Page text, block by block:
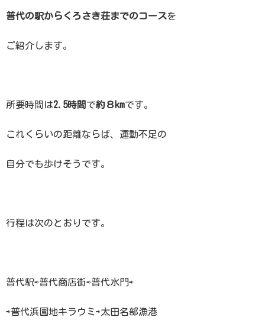
普代の駅からくろさき荘までのコースを
ご紹介します。
所要時間は2.5時間 で約８kmです。
これくらいの距離ならば、運動不足の
自分でも歩けそうです。
行程は次のとおりです。
普代駅⇨普代商店街⇨普代水門⇨
⇨普代浜園地キラウミ⇨太田名部漁港